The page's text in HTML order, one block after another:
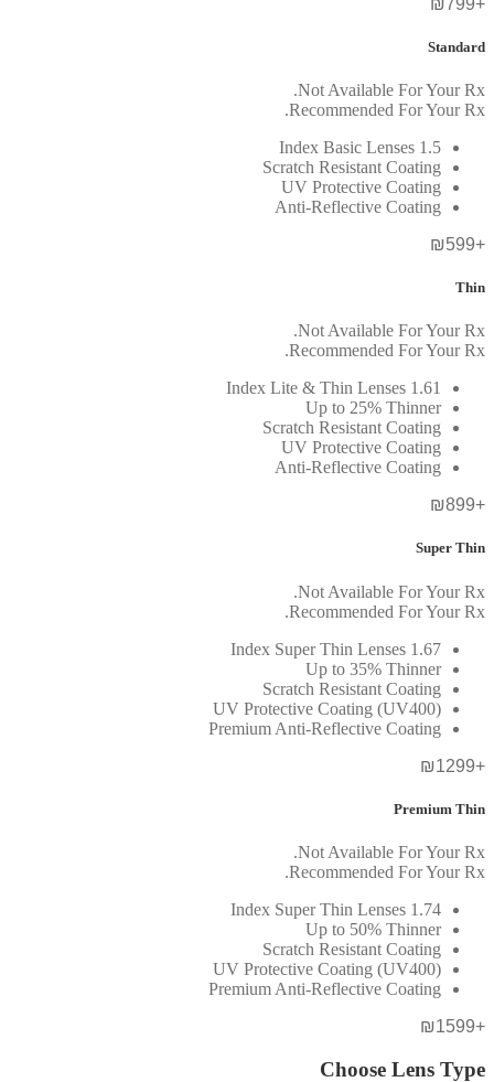
Standard
Not Available For Your Rx.
Recommended For Your Rx.
1.5 Index Basic Lenses
Scratch Resistant Coating
UV Protective Coating
Anti-Reflective Coating
+₪599
Thin
Not Available For Your Rx.
Recommended For Your Rx.
1.61 Index Lite & Thin Lenses
Up to 25% Thinner
Scratch Resistant Coating
UV Protective Coating
Anti-Reflective Coating
+₪899
Super Thin
Not Available For Your Rx.
Recommended For Your Rx.
1.67 Index Super Thin Lenses
Up to 35% Thinner
Scratch Resistant Coating
UV Protective Coating (UV400)
Premium Anti-Reflective Coating
+₪1299
Premium Thin
Not Available For Your Rx.
Recommended For Your Rx.
1.74 Index Super Thin Lenses
Up to 50% Thinner
Scratch Resistant Coating
UV Protective Coating (UV400)
Premium Anti-Reflective Coating
+₪1599
Choose Lens Type